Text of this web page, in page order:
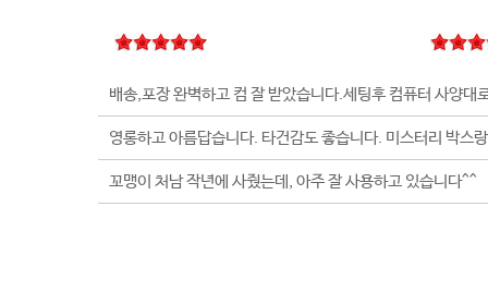
꼬맹이 처남 작년에 사줬는데, 아주 잘 사용하고 있습니다^^